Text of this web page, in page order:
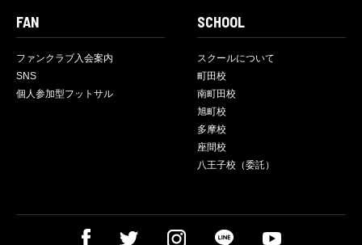
FAN
ファンクラブ入会案内
SNS
個人参加型フットサル
SCHOOL
スクールについて
町田校
南町田校
旭町校
多摩校
座間校
八王子校（委託）